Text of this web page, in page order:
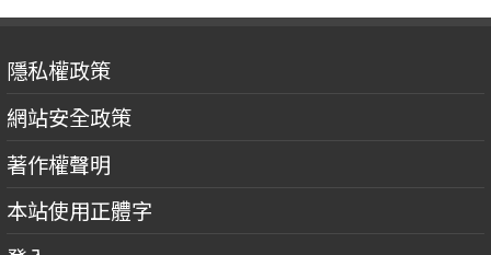
隱私權政策
網站安全政策
著作權聲明
本站使用正體字